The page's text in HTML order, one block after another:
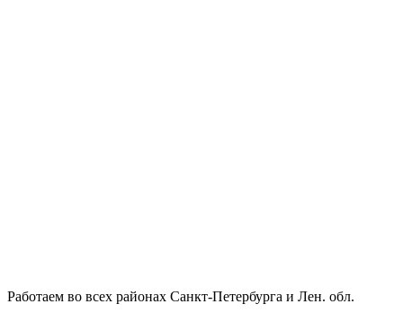
Работаем во всех районах Санкт-Петербурга и Лен. обл.